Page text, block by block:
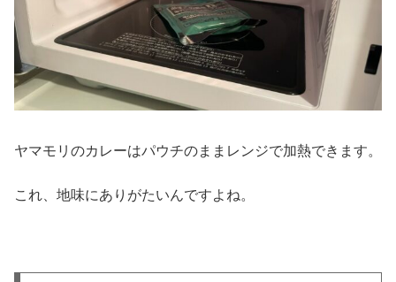
ヤマモリのカレーはパウチのままレンジで加熱できます。
これ、地味にありがたいんですよね。